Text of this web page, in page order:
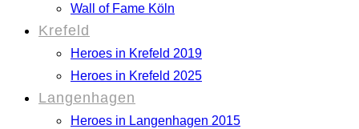
Wall of Fame Köln
Krefeld
Heroes in Krefeld 2019
Heroes in Krefeld 2025
Langenhagen
Heroes in Langenhagen 2015